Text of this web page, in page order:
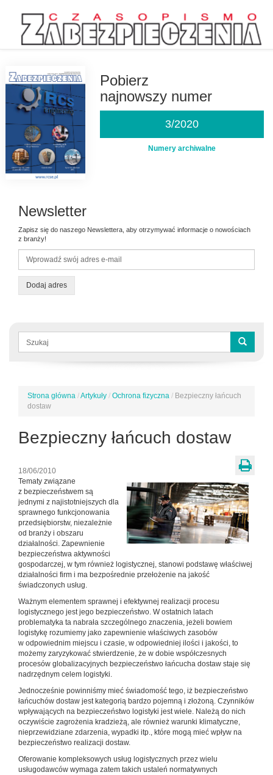
Przejdź
Pobierz
najnowszy numer
3/2020
Numery archiwalne
Newsletter
Zapisz się do naszego Newslettera, aby otrzymywać informacje o nowościach
z branży!
Dodaj adres
Formularz
wyszukiwania
Jesteś
tutaj
Strona główna /Artykuły / Ochrona fizyczna / Bezpieczny łańcuch
dostaw
Bezpieczny łańcuch dostaw
18/06/2010
Tematy związane
z bezpieczeństwem są
jednymi z najistotniejszych dla
sprawnego funkcjonowania
przedsiębiorstw, niezależnie
od branży i obszaru
działalności. Zapewnienie
bezpieczeństwa aktywności
gospodarczej, w tym również logistycznej, stanowi podstawę właściwej
działalności firm i ma bezpośrednie przełożenie na jakość
świadczonych usług.
Ważnym elementem sprawnej i efektywnej realizacji procesu
logistycznego jest jego bezpieczeństwo. W ostatnich latach
problematyka ta nabrała szczególnego znaczenia, jeżeli bowiem
logistykę rozumiemy jako zapewnienie właściwych zasobów
w odpowiednim miejscu i czasie, w odpowiedniej ilości i jakości, to
możemy zaryzykować stwierdzenie, że w dobie współczesnych
procesów globalizacyjnych bezpieczeństwo łańcucha dostaw staje się
nadrzędnym celem logistyki.
Jednocześnie powinniśmy mieć świadomość tego, iż bezpieczeństwo
łańcuchów dostaw jest kategorią bardzo pojemną i złożoną. Czynników
wpływających na bezpieczeństwo logistyki jest wiele. Należą do nich
oczywiście zagrożenia kradzieżą, ale również warunki klimatyczne,
nieprzewidziane zdarzenia, wypadki itp., które mogą mieć wpływ na
bezpieczeństwo realizacji dostaw.
Oferowanie kompleksowych usług logistycznych przez wielu
usługodawców wymaga zatem takich ustaleń normatywnych